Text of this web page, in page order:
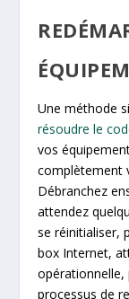
Une méthode
résoudre le
vos
complètement
Débranchez
attendez
se réinitialiser,
box Internet,
opérationnelle,
processus de